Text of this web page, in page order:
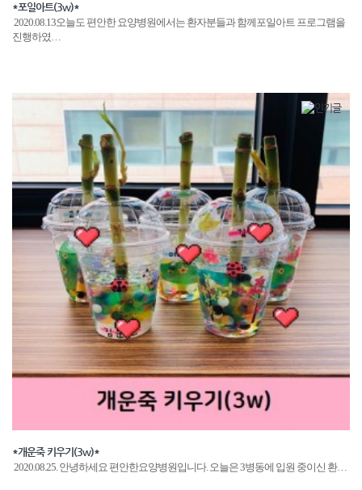
*포일아트(3w)*
2020.08.13오늘도 편안한 요양병원에서는 환자분들과 함께포일아트 프로그램을
진행하였…
*개운죽 키우기(3w)*
​ 2020.08.25. 안녕하세요 편안한요양병원입니다. 오늘은 3병동에 입원 중이신 환…